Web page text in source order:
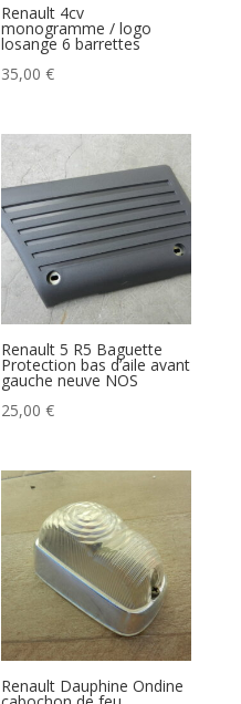
Renault 4cv
monogramme / logo
losange 6 barrettes
35,00€
Renault 5 R5 Baguette
Protection bas d’aile avant
gauche neuve NOS
25,00€
Renault Dauphine Ondine